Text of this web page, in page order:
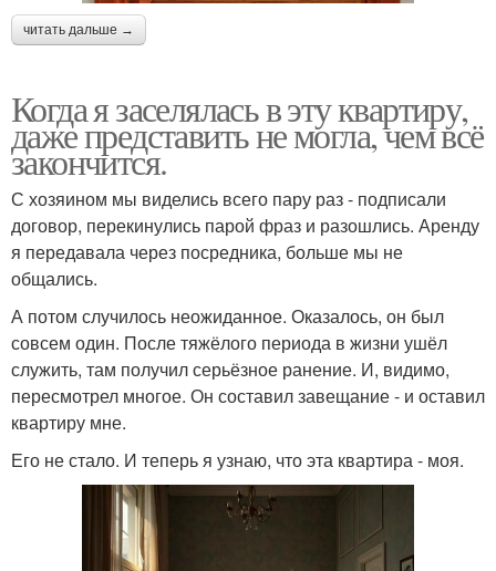
читать дальше →
Когда я заселялась в эту квартиру,
даже представить не могла, чем всё
закончится.
С хозяином мы виделись всего пару раз - подписали
договор, перекинулись парой фраз и разошлись. Аренду
я передавала через посредника, больше мы не
общались.
А потом случилось неожиданное. Оказалось, он был
совсем один. После тяжёлого периода в жизни ушёл
служить, там получил серьёзное ранение. И, видимо,
пересмотрел многое. Он составил завещание - и оставил
квартиру мне.
Его не стало. И теперь я узнаю, что эта квартира - моя.